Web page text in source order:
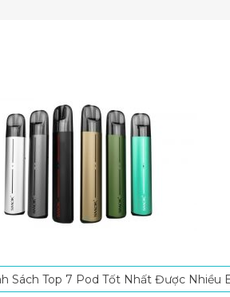
navigation
Top 7 Pod Tốt Nhất Được Nhiều Bạn Trẻ Ưa Chuộng